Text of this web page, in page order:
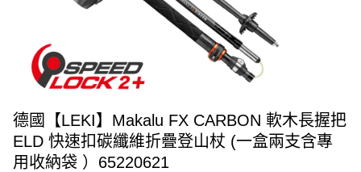
德國【LEKI】Makalu FX CARBON 軟木長握把
ELD 快速扣碳纖維折疊登山杖 (一盒兩支含專
用收納袋 ）65220621